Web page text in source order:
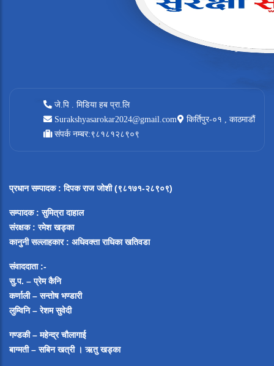
जे.पि . मिडिया हब प्रा.लि
Surakshyasarokar2024@gmail.com
किर्तिपुर-०१ , काठमाडौं
संपर्क नम्बर:९८१८१२८९०९
प्रधान सम्पादक: दिपक राज जोशी (९८१७१-२८९०९)
सम्पादक : सुमित्रा दाहाल
संरक्षक : रमेश खड्का
कानुनी सल्लाहकार : अधिवक्ता राधिका खतिवडा
संवाददाता :-
सु.प. – प्रेम कैनि
कर्णाली – सन्तोष भण्डारी
लुम्विनि – रेशम सुवेदी
गण्डकी – महेन्द्र चौलागाई
बाग्मती – सबिन खत्री ।ऋतु खड्का